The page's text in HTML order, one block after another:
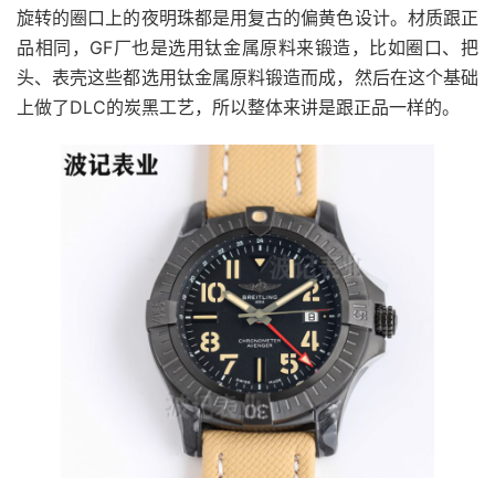
旋转的圈口上的夜明珠都是用复古的偏黄色设计。材质跟正
品相同，GF厂也是选用钛金属原料来锻造，比如圈口、把
头、表壳这些都选用钛金属原料锻造而成，然后在这个基础
上做了DLC的炭黑工艺，所以整体来讲是跟正品一样的。